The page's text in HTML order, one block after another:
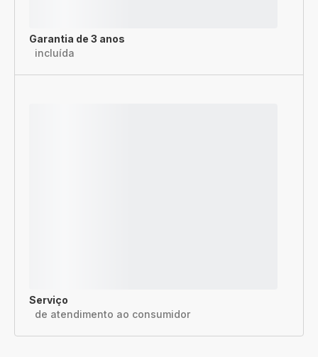
Garantia de 3 anos
incluída
Serviço
de atendimento ao consumidor